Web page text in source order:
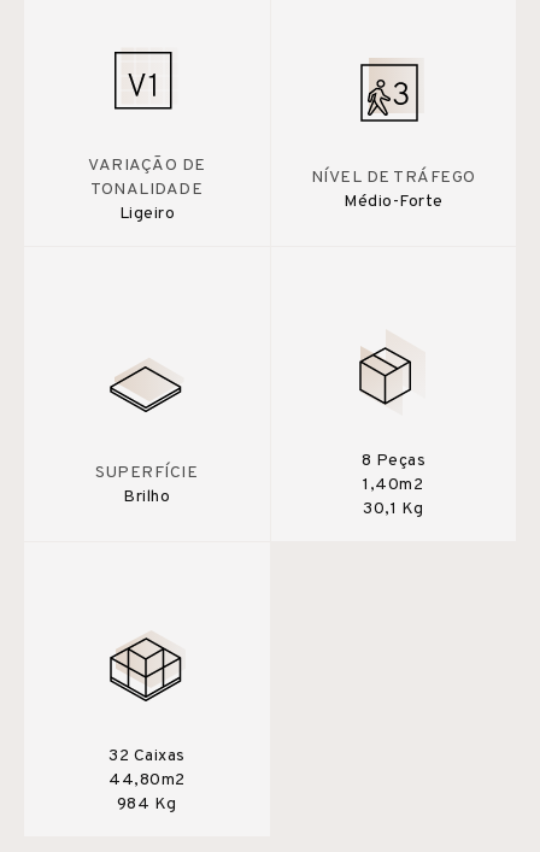
VARIAÇÃO DE
TONALIDADE
Ligeiro
NÍVEL DE TRÁFEGO
Médio-Forte
SUPERFÍCIE
Brilho
8 Peças
1,40m2
30,1 Kg
32 Caixas
44,80m2
984 Kg